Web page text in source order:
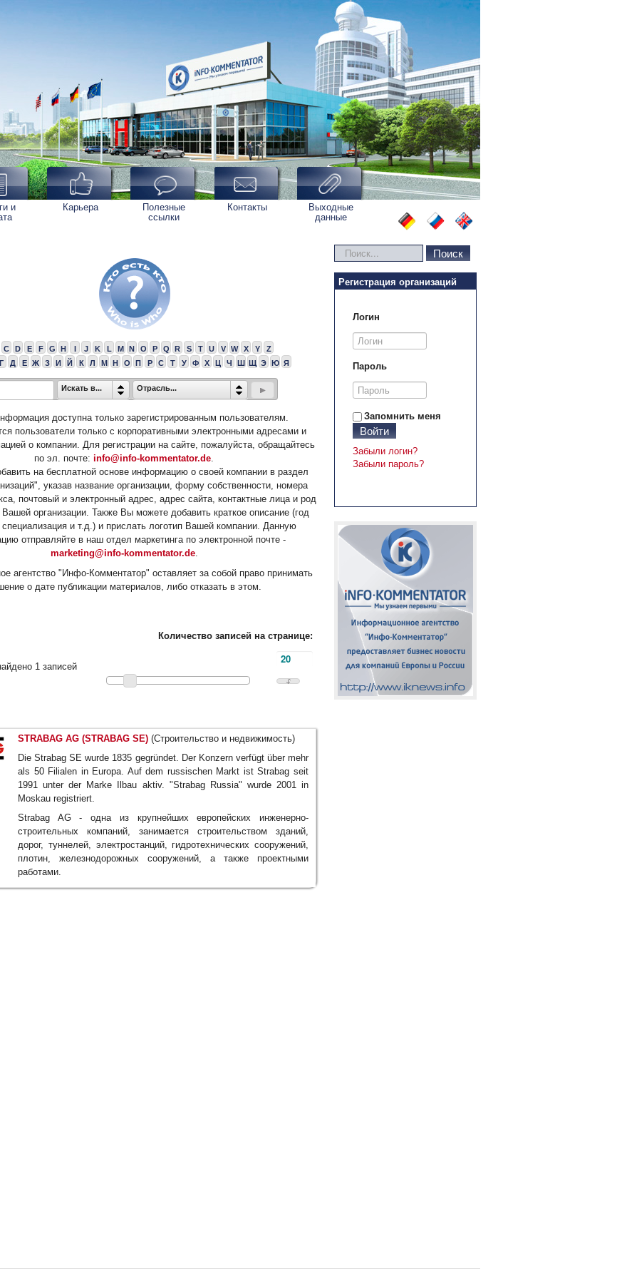
и
Карьера
Полезные
ссылки
Контакты
Выходные
данные
C D E F G H I J K L M N O P Q R S T U V W X Y
Z
Г Д Е Ж З И Й К Л М Н О П Р С Т У Ф Х Ц Ч Ш Щ Э Ю Я
Искать в... Отрасль...
доступна только зарегистрированным пользователям.
пользователи только с корпоративными электронными адресами и
о компании. Для регистрации на сайте, пожалуйста, обращайтесь
по эл. почте: info@info-kommentator.de.
на бесплатной основе информацию о своей компании в раздел
указав название организации, форму собственности, номера
почтовый и электронный адрес, адрес сайта, контактные лица и род
Вашей организации. Также Вы можете добавить краткое описание (год
специализация и т.д.) и прислать логотип Вашей компании. Данную
отправляйте в наш отдел маркетинга по электронной почте -
marketing@info-kommentator.de.
агентство "Инфо-Комментатор" оставляет за собой право принимать
о дате публикации материалов, либо отказать в этом.
1 записей
Количество записей на странице:
STRABAG AG (STRABAG SE) (Строительство и недвижимость)
Die Strabag SE wurde 1835 gegründet. Der Konzern verfügt über mehr
als 50 Filialen in Europa. Auf dem russischen Markt ist Strabag seit
1991 unter der Marke Ilbau aktiv. "Strabag Russia" wurde 2001 in
Moskau registriert.
Strabag AG - одна из крупнейших европейских инженерно-
строительных компаний, занимается строительством зданий,
дорог, туннелей, электростанций, гидротехнических сооружений,
плотин, железнодорожных сооружений, а также проектными
работами.
Искать... Поиск
Регистрация организаций
Логин
Пароль
Запомнить меня
Войти
Забыли логин?
Забыли пароль?